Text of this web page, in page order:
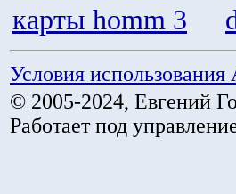
карты homm 3
Условия использования
© 2005-2024, Евгений
Работает под